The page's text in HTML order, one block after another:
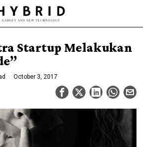
Startup Melakukan
October 3, 2017